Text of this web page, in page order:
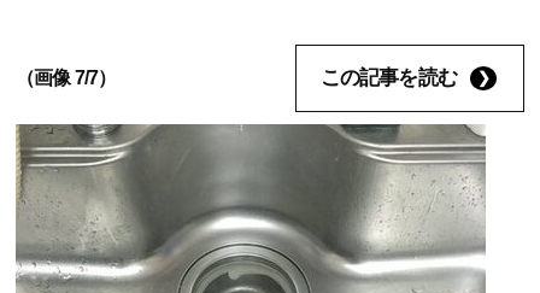
（画像 7/7） この記事を読む